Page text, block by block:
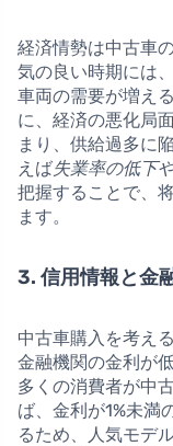
経済情勢は中古車
気の良い時期には
車両の需要が増え
に、経済の悪化局
まり、供給過多に
えば失業率の低下
把握することで、
ます。
3. 信用情報と金
中古車購入を考え
金融機関の金利が
多くの消費者が中
ば、金利が1%未満
るため、人気モデ